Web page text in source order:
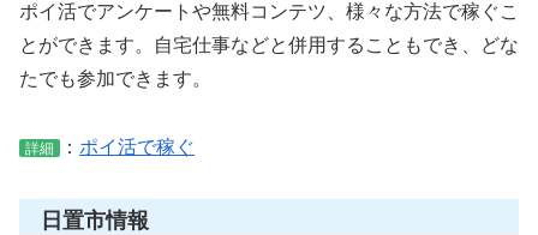
ポイ活でアンケートや無料コンテツ、様々な方法で稼ぐこ
とができます。自宅仕事などと併用することもでき、どな
たでも参加できます。
詳細 ： ポイ活で稼ぐ
日置市情報